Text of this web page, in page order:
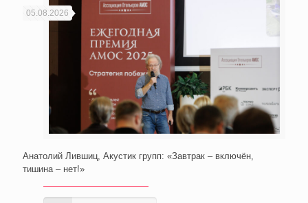
05.08.2026
Анатолий Лившиц, Акустик групп: «Завтрак – включён,
тишина – нет!»